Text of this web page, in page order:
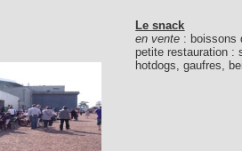
Le snack
en vente : boissons
petite restauration :
hotdogs, gaufres,